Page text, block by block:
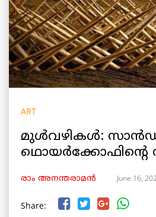
ART
മുള്‍വഴികള്‍:
രാം അനന്തരാമൻ June 16,
Share: